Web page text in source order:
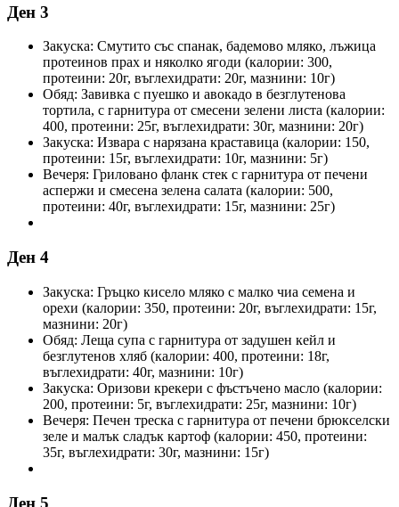
Ден 3
Закуска: Смутито със спанак, бадемово мляко, лъжица
протеинов прах и няколко ягоди (калории: 300,
протеини: 20г, въглехидрати: 20г, мазнини: 10г)
Обяд: Завивка с пуешко и авокадо в безглутенова
тортила, с гарнитура от смесени зелени листа (калории:
400, протеини: 25г, въглехидрати: 30г, мазнини: 20г)
Закуска: Извара с нарязана краставица (калории: 150,
протеини: 15г, въглехидрати: 10г, мазнини: 5г)
Вечеря: Гриловано фланк стек с гарнитура от печени
аспержи и смесена зелена салата (калории: 500,
протеини: 40г, въглехидрати: 15г, мазнини: 25г)
Ден 4
Закуска: Гръцко кисело мляко с малко чиа семена и
орехи (калории: 350, протеини: 20г, въглехидрати: 15г,
мазнини: 20г)
Обяд: Леща супа с гарнитура от задушен кейл и
безглутенов хляб (калории: 400, протеини: 18г,
въглехидрати: 40г, мазнини: 10г)
Закуска: Оризови крекери с фъстъчено масло (калории:
200, протеини: 5г, въглехидрати: 25г, мазнини: 10г)
Вечеря: Печен треска с гарнитура от печени брюкселски
зеле и малък сладък картоф (калории: 450, протеини:
35г, въглехидрати: 30г, мазнини: 15г)
Ден 5